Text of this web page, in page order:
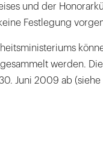
und der
Festlegung
werden.
Juni 2009 ab